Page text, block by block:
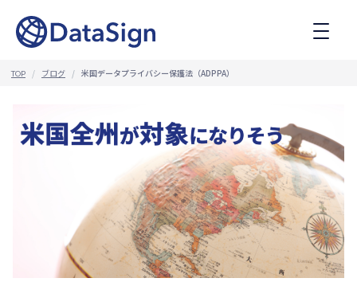
TOP ブログ 米国データプライバシー保護法（ADPPA）